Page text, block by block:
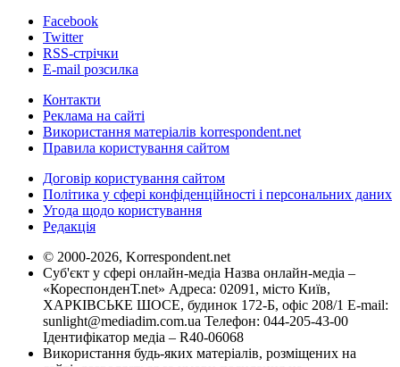
Facebook
Twitter
RSS-стрічки
E-mail розсилка
Контакти
Реклама на сайті
Використання матеріалів korrespondent.net
Правила користування сайтом
Договір користування сайтом
Політика у сфері конфіденційності і персональних даних
Угода щодо користування
Редакція
© 2000-2026, Korrespondent.net
Суб'єкт у сфері онлайн-медіа Назва онлайн-медіа –
«КореспонденТ.net» Адреса: 02091, місто Київ,
ХАРКІВСЬКЕ ШОСЕ, будинок 172-Б, офіс 208/1 E-mail:
sunlight@mediadim.com.ua Телефон: 044-205-43-00
Ідентифікатор медіа – R40-06068
Використання будь-яких матеріалів, розміщених на